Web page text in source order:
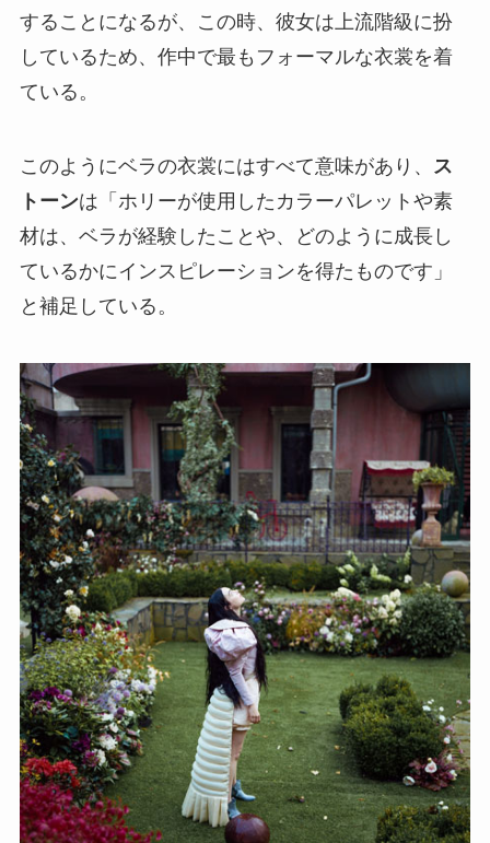
することになるが、この時、彼女は上流階級に扮
しているため、作中で最もフォーマルな衣裳を着
ている。
このようにベラの衣裳にはすべて意味があり、 ス
トーンは「ホリーが使用したカラーパレットや素
材は、ベラが経験したことや、どのように成長し
ているかにインスピレーションを得たものです」
と補足している。